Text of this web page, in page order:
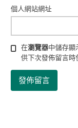
個人網站網址
在瀏覽器中儲存顯
供下次發佈留言時